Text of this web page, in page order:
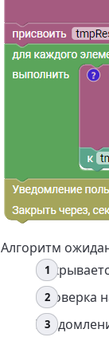
Алгоритм
Проверка